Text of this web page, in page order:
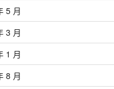
5 月
3 月
1 月
8 月